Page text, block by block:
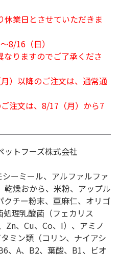
業日とさせていただきま
8/16（日）
りますのでご了承くださ
）以降のご注文は、通常通
注文は、8/17（月）から7
ットフーズ株式会社
ーミール、アルファルファ
乾燥おから、米粉、アップル
クチー粉末、亜麻仁、オリゴ
理乳酸菌（フェカリス
Zn、Cu、Co、I）、アミノ
ミン類（コリン、ナイアシ
、A、B2、葉酸、B1、ビオ